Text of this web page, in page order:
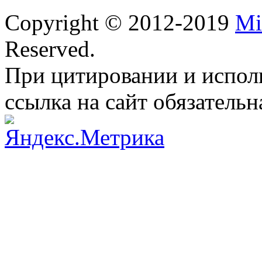
Copyright © 2012-2019
Reserved.
При цитировании и
ссылка на сайт